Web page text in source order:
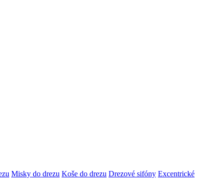
Misky do drezu Koše do drezu Drezové sifóny Excentrické